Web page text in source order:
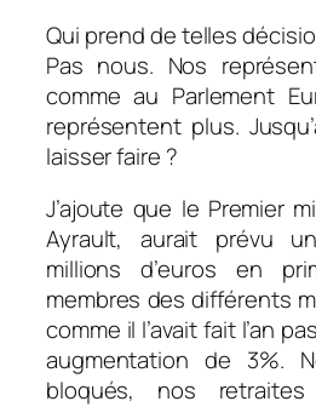
Qui prend de telles
Pas nous. Nos
comme au Parlement
représentent plus.
laisser faire ?
J’ajoute que le Premier
Ayrault, aurait prévu
millions d’euros en
membres des différents
comme il l’avait fait l’an
augmentation de 3%.
bloqués, nos